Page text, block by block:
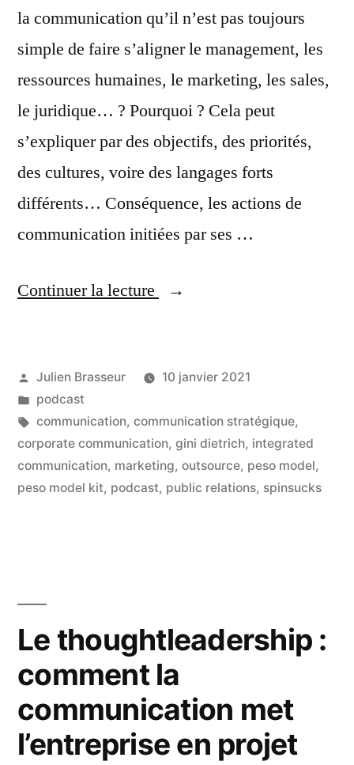
la communication qu’il n’est pas toujours
simple de faire s’aligner le management, les
ressources humaines, le marketing, les sales,
le juridique… ? Pourquoi ? Cela peut
s’expliquer par des objectifs, des priorités,
des cultures, voire des langages forts
différents… Conséquence, les actions de
communication initiées par ses …
Continuer la lecture
« Concevez
de
communication
en
jouant
Peeters
(Outsource) »
Publié
par
Julien Brasseur
10 janvier 2021
Publié
dans
podcast
Étiquettes :
communication, communication stratégique,
corporate communication, gini dietrich, integrated
communication, marketing, outsource, peso model,
peso model kit, podcast, public relations, spinsucks
Le thoughtleadership :
comment la
communication met
l’entreprise en projet